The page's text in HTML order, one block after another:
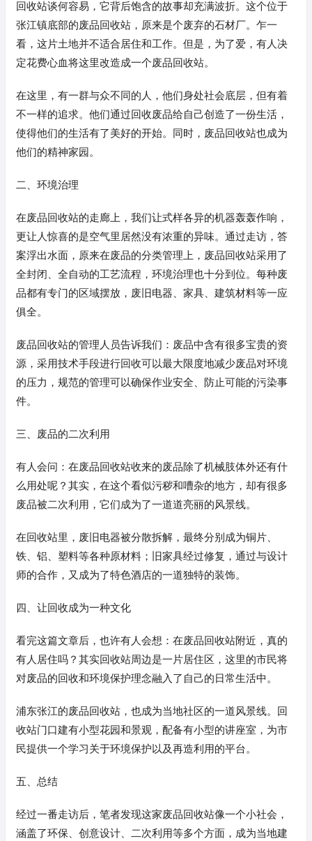
回收站谈何容易，它背后饱含的故事却充满波折。这个位于
张江镇底部的废品回收站，原来是个废弃的石材厂。乍一
看，这片土地并不适合居住和工作。但是，为了爱，有人决
定花费心血将这里改造成一个废品回收站。
在这里，有一群与众不同的人，他们身处社会底层，但有着
不一样的追求。他们通过回收废品给自己创造了一份生活，
使得他们的生活有了美好的开始。同时，废品回收站也成为
他们的精神家园。
二、环境治理
在废品回收站的走廊上，我们让式样各异的机器轰轰作响，
更让人惊喜的是空气里居然没有浓重的异味。通过走访，答
案浮出水面，原来在废品的分类管理上，废品回收站采用了
全封闭、全自动的工艺流程，环境治理也十分到位。每种废
品都有专门的区域摆放，废旧电器、家具、建筑材料等一应
俱全。
废品回收站的管理人员告诉我们：废品中含有很多宝贵的资
源，采用技术手段进行回收可以最大限度地减少废品对环境
的压力，规范的管理可以确保作业安全、防止可能的污染事
件。
三、废品的二次利用
有人会问：在废品回收站收来的废品除了机械肢体外还有什
么用处呢？其实，在这个看似污秽和嘈杂的地方，却有很多
废品被二次利用，它们成为了一道道亮丽的风景线。
在回收站里，废旧电器被分散拆解，最终分别成为铜片、
铁、铝、塑料等各种原材料；旧家具经过修复，通过与设计
师的合作，又成为了特色酒店的一道独特的装饰。
四、让回收成为一种文化
看完这篇文章后，也许有人会想：在废品回收站附近，真的
有人居住吗？其实回收站周边是一片居住区，这里的市民将
对废品的回收和环境保护理念融入了自己的日常生活中。
浦东张江的废品回收站，也成为当地社区的一道风景线。回
收站门口建有小型花园和景观，配备有小型的讲座室，为市
民提供一个学习关于环境保护以及再造利用的平台。
五、总结
经过一番走访后，笔者发现这家废品回收站像一个小社会，
涵盖了环保、创意设计、二次利用等多个方面，成为当地建